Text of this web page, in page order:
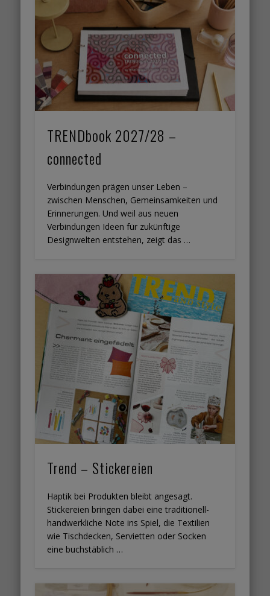
TRENDbook 2027/28 –
connected
Verbindungen prägen unser Leben –
zwischen Menschen, Gemeinsamkeiten und
Erinnerungen. Und weil aus neuen
Verbindungen Ideen für zukünftige
Designwelten entstehen, zeigt das …
Trend – Stickereien
Haptik bei Produkten bleibt angesagt.
Stickereien bringen dabei eine traditionell-
handwerkliche Note ins Spiel, die Textilien
wie Tischdecken, Servietten oder Socken
eine buchstäblich …